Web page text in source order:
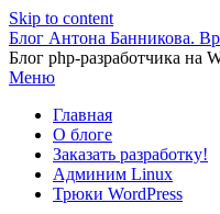
Skip to content
Блог Антона Банникова.
Блог php-разработчика на
Меню
Главная
О блоге
Заказать разработку!
Админим Linux
Трюки WordPress